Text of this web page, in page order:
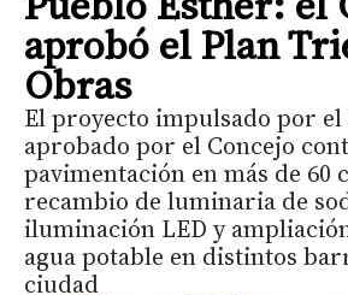
aprobó el Plan
Obras
El proyecto impulsado por
aprobado por el Concejo
pavimentación en más de 60
recambio de luminaria de
iluminación LED y
agua potable en distintos
ciudad